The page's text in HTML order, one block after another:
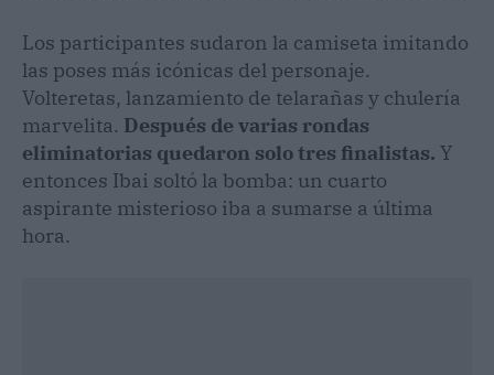
Los participantes sudaron la camiseta imitando
las poses más icónicas del personaje.
Volteretas, lanzamiento de telarañas y chulería
marvelita. Después de varias rondas
eliminatorias quedaron solo tres finalistas. Y
entonces Ibai soltó la bomba: un cuarto
aspirante misterioso iba a sumarse a última
hora.